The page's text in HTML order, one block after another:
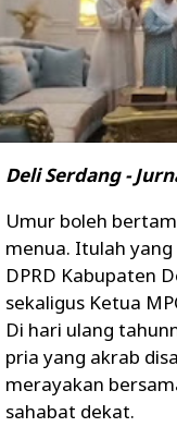
Deli Serdang -
Umur boleh
menua. Itulah
DPRD Kabupaten
sekaligus Ketua
Di hari ulang
pria yang akrab
merayakan
sahabat dekat.